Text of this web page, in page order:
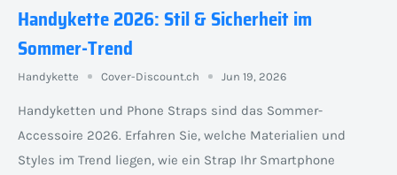
Handykette 2026: Stil & Sicherheit im
Sommer-Trend
Handykette Cover-Discount.ch Jun 19, 2026
Handyketten und Phone Straps sind das Sommer-
Accessoire 2026. Erfahren Sie, welche Materialien und
Styles im Trend liegen, wie ein Strap Ihr Smartphone